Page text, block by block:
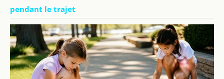
pendant le trajet